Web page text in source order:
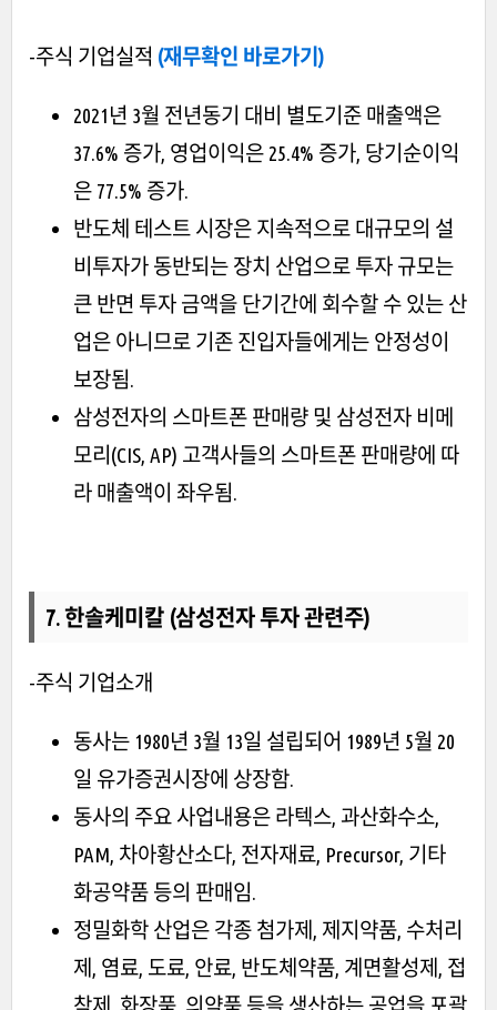
-주식 기업실적 (재무확인 바로가기)
2021년 3월 전년동기 대비 별도기준 매출액은
37.6% 증가, 영업이익은 25.4% 증가, 당기순이익
은 77.5% 증가.
반도체 테스트 시장은 지속적으로 대규모의 설
비투자가 동반되는 장치 산업으로 투자 규모는
큰 반면 투자 금액을 단기간에 회수할 수 있는 산
업은 아니므로 기존 진입자들에게는 안정성이
보장됨.
삼성전자의 스마트폰 판매량 및 삼성전자 비메
모리(CIS, AP) 고객사들의 스마트폰 판매량에 따
라 매출액이 좌우됨.
7. 한솔케미칼 (삼성전자 투자 관련주)
-주식 기업소개
동사는 1980년 3월 13일 설립되어 1989년 5월 20
일 유가증권시장에 상장함.
동사의 주요 사업내용은 라텍스, 과산화수소,
PAM, 차아황산소다, 전자재료, Precursor, 기타
화공약품 등의 판매임.
정밀화학 산업은 각종 첨가제, 제지약품, 수처리
제, 염료, 도료, 안료, 반도체약품, 계면활성제, 접